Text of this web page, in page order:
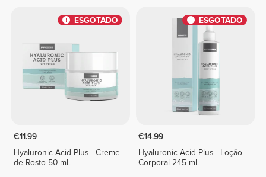
ESGOTADO
€11.99
Hyaluronic Acid Plus - Creme
de Rosto 50 mL
ESGOTADO
€14.99
Hyaluronic Acid Plus - Loção
Corporal 245 mL